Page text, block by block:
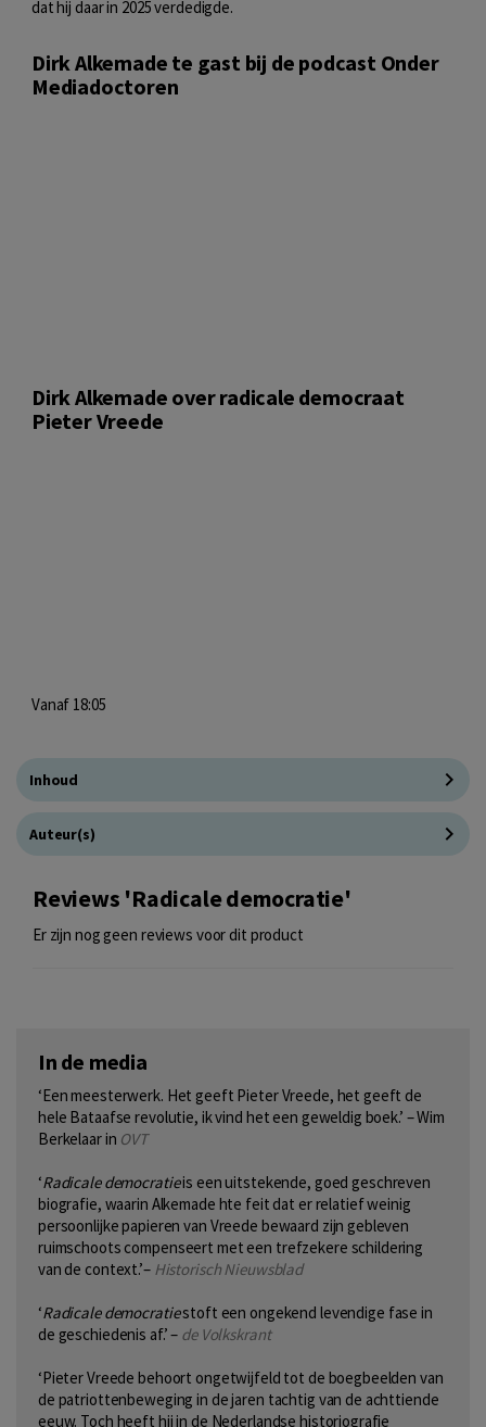
dat hij daar in 2025 verdedigde.
Dirk Alkemade te gast bij de podcast Onder
Mediadoctoren
Dirk Alkemade over radicale democraat
Pieter Vreede
Vanaf 18:05
Inhoud
Auteur(s)
Reviews 'Radicale democratie'
Er zijn nog geen reviews voor dit product
In de media
‘Een meesterwerk. Het geeft Pieter Vreede, het geeft de
hele Bataafse revolutie, ik vind het een geweldig boek.’ – Wim
Berkelaar in OVT
‘Radicale democratieis een uitstekende, goed geschreven
biografie, waarin Alkemade hte feit dat er relatief weinig
persoonlijke papieren van Vreede bewaard zijn gebleven
ruimschoots compenseert met een trefzekere schildering
van de context.’– Historisch Nieuwsblad
‘Radicale democratiestoft een ongekend levendige fase in
de geschiedenis af.’ – de Volkskrant
‘Pieter Vreede behoort ongetwijfeld tot de boegbeelden van
de patriottenbeweging in de jaren tachtig van de achttiende
eeuw. Toch heeft hij in de Nederlandse historiografie